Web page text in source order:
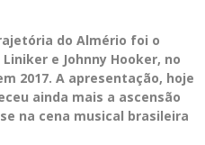
do Almério foi o
e Johnny Hooker, no
2017. A apresentação, hoje
ainda mais a ascensão
na cena musical brasileira